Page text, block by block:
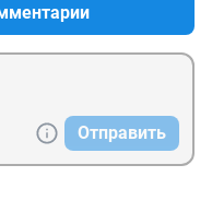
Отправить